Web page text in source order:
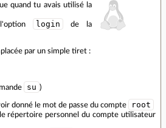
quand tu avais utilisé la
login
de la
par un simple tiret :
su )
donné le mot de passe du compte root
répertoire personnel du compte utilisateur